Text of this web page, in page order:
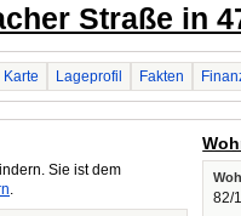
Straße in
Karte Lageprofil Fakten
Sie ist dem
. 82/